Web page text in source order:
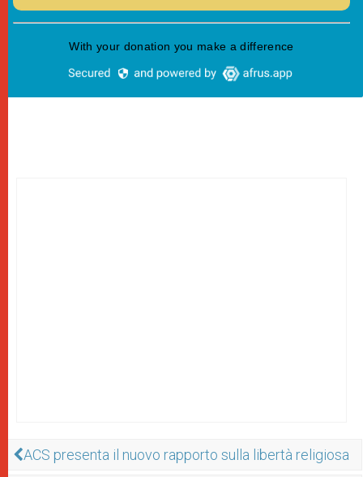
ACS presenta il nuovo rapporto sulla libertà religiosa